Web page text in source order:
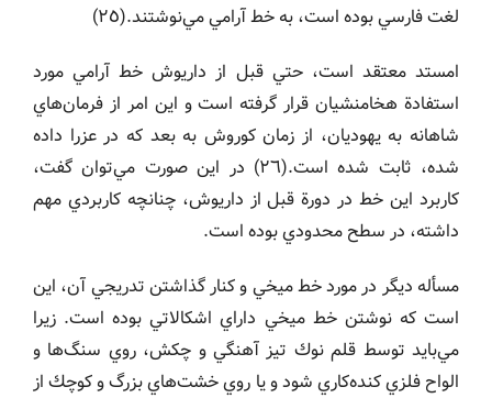
لغت فارسي بوده است، به خط آرامي مي‌نوشتند.(٢٥)
امستد معتقد است، حتي قبل از داريوش خط آرامي مورد
استفادة هخامنشيان قرار گرفته است و اين امر از فرمان‌هاي
شاهانه به يهوديان، از زمان كوروش به بعد كه در عزرا داده
شده، ثابت شده است.(٢٦) در اين صورت مي‌توان گفت،
كاربرد اين خط در دورة قبل از داريوش، چنانچه كاربردي مهم
داشته، در سطح محدودي بوده است.
مسأله ديگر در مورد خط ميخي و كنار گذاشتن تدريجي آن، اين
است كه نوشتن خط ميخي داراي اشكالاتي بوده است. زيرا
مي‌بايد توسط قلم نوك تيز آهنگي و چكش، روي سنگ‌ها و
الواح فلزي كنده‌كاري شود و يا روي خشت‌هاي بزرگ و كوچك از